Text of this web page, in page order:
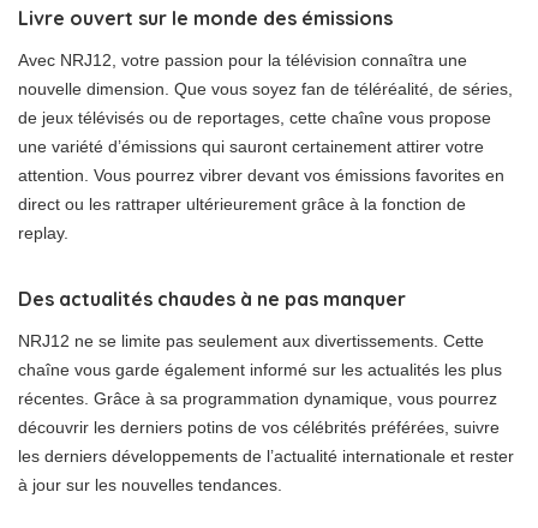
Livre ouvert sur le monde des émissions
Avec NRJ12, votre passion pour la télévision connaîtra une
nouvelle dimension. Que vous soyez fan de téléréalité, de séries,
de jeux télévisés ou de reportages, cette chaîne vous propose
une variété d’émissions qui sauront certainement attirer votre
attention. Vous pourrez vibrer devant vos émissions favorites en
direct ou les rattraper ultérieurement grâce à la fonction de
replay.
Des actualités chaudes à ne pas manquer
NRJ12 ne se limite pas seulement aux divertissements. Cette
chaîne vous garde également informé sur les actualités les plus
récentes. Grâce à sa programmation dynamique, vous pourrez
découvrir les derniers potins de vos célébrités préférées, suivre
les derniers développements de l’actualité internationale et rester
à jour sur les nouvelles tendances.